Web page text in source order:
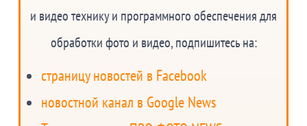
и видео технику и программного обеспечения для
обработки фото и видео, подпишитесь на:
страницу новостей в Facebook
новостной канал в Google News